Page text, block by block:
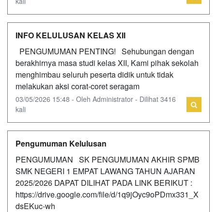
INFO KELULUSAN KELAS XII
PENGUMUMAN PENTING! Sehubungan dengan
berakhirnya masa studi kelas XII, Kami pihak sekolah
menghimbau seluruh peserta didik untuk tidak
melakukan aksi corat-coret seragam
03/05/2026 15:48 - Oleh Administrator - Dilihat 3416
kali
Pengumuman Kelulusan
PENGUMUMAN SK PENGUMUMAN AKHIR SPMB
SMK NEGERI 1 EMPAT LAWANG TAHUN AJARAN
2025/2026 DAPAT DILIHAT PADA LINK BERIKUT :
https://drive.google.com/file/d/1q9jOyc9oPDmx331_X
dsEKuc-wh